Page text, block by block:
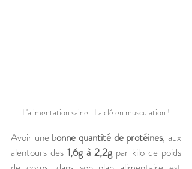
L'alimentation saine : La clé en musculation !
Avoir une bonne quantité de protéines, aux
alentours des 1,6g à 2,2g par kilo de poids